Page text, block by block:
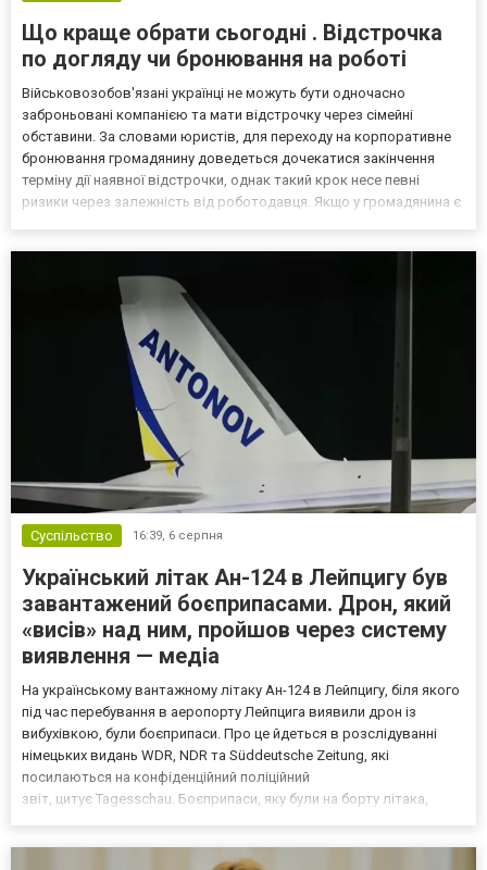
Що краще обрати сьогодні . Відстрочка
по догляду чи бронювання на роботі
Військовозобов'язані українці не можуть бути одночасно
заброньовані компанією та мати відстрочку через сімейні
обставини. За словами юристів, для переходу на корпоративне
бронювання громадянину доведеться дочекатися закінчення
терміну дії наявної відстрочки, однак такий крок несе певні
ризики через залежність від роботодавця. Якщо у громадянина є
Суспільство 16:39, 6 серпня
Український літак Ан-124 в Лейпцигу був
завантажений боєприпасами. Дрон, який
«висів» над ним, пройшов через систему
виявлення — медіа
На українському вантажному літаку Ан-124 в Лейпцигу, біля якого
під час перебування в аеропорту Лейпцига виявили дрон із
вибухівкою, були боєприпаси. Про це йдеться в розслідуванні
німецьких видань WDR, NDR та Süddeutsche Zeitung, які
посилаються на конфіденційний поліційний
звіт, цитує Tagesschau. Боєприпаси, яку були на борту літака,